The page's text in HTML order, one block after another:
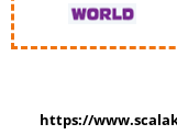
https://